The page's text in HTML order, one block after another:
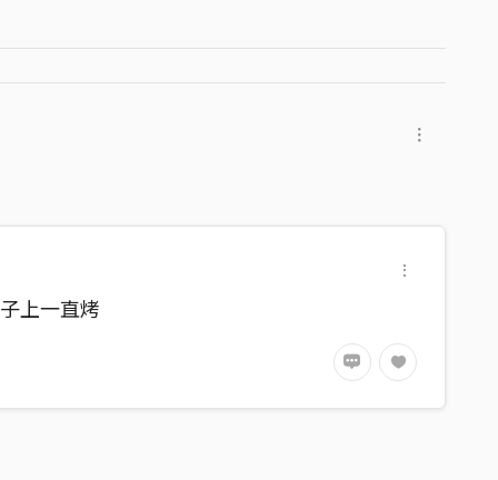
Chang、趙宇晨 Asa Chao
Chao
上一直烤